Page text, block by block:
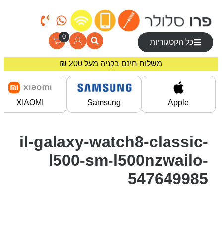
כל הקטגוריות
0
משלוח חינם בקניה מעל 200 ₪
מחירים מיוחדים לרוכשים באתר!
Apple
Samsung
XIAOMI
il-galaxy-watch8-classic-
l500-sm-l500nzwailo-
547649985